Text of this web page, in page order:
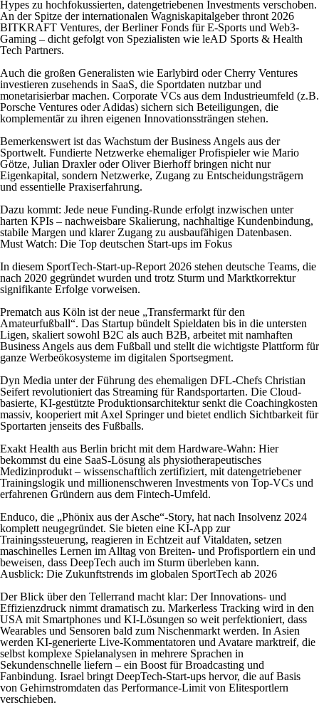
Hypes zu hochfokussierten, datengetriebenen Investments verschoben.
An der Spitze der internationalen Wagniskapitalgeber thront 2026
BITKRAFT Ventures, der Berliner Fonds für E-Sports und Web3-
Gaming – dicht gefolgt von Spezialisten wie leAD Sports & Health
Tech Partners.
Auch die großen Generalisten wie Earlybird oder Cherry Ventures
investieren zusehends in SaaS, die Sportdaten nutzbar und
monetarisierbar machen. Corporate VCs aus dem Industrieumfeld (z.B.
Porsche Ventures oder Adidas) sichern sich Beteiligungen, die
komplementär zu ihren eigenen Innovationssträngen stehen.
Bemerkenswert ist das Wachstum der Business Angels aus der
Sportwelt. Fundierte Netzwerke ehemaliger Profispieler wie Mario
Götze, Julian Draxler oder Oliver Bierhoff bringen nicht nur
Eigenkapital, sondern Netzwerke, Zugang zu Entscheidungsträgern
und essentielle Praxiserfahrung.
Dazu kommt: Jede neue Funding-Runde erfolgt inzwischen unter
harten KPIs – nachweisbare Skalierung, nachhaltige Kundenbindung,
stabile Margen und klarer Zugang zu ausbaufähigen Datenbasen.
Must Watch: Die Top deutschen Start-ups im Fokus
In diesem SportTech-Start-up-Report 2026 stehen deutsche Teams, die
nach 2020 gegründet wurden und trotz Sturm und Marktkorrektur
signifikante Erfolge vorweisen.
Prematch aus Köln ist der neue „Transfermarkt für den
Amateurfußball“. Das Startup bündelt Spieldaten bis in die untersten
Ligen, skaliert sowohl B2C als auch B2B, arbeitet mit namhaften
Business Angels aus dem Fußball und stellt die wichtigste Plattform für
ganze Werbeökosysteme im digitalen Sportsegment.
Dyn Media unter der Führung des ehemaligen DFL-Chefs Christian
Seifert revolutioniert das Streaming für Randsportarten. Die Cloud-
basierte, KI-gestützte Produktionsarchitektur senkt die Coachingkosten
massiv, kooperiert mit Axel Springer und bietet endlich Sichtbarkeit für
Sportarten jenseits des Fußballs.
Exakt Health aus Berlin bricht mit dem Hardware-Wahn: Hier
bekommst du eine SaaS-Lösung als physiotherapeutisches
Medizinprodukt – wissenschaftlich zertifiziert, mit datengetriebener
Trainingslogik und millionenschweren Investments von Top-VCs und
erfahrenen Gründern aus dem Fintech-Umfeld.
Enduco, die „Phönix aus der Asche“-Story, hat nach Insolvenz 2024
komplett neugegründet. Sie bieten eine KI-App zur
Trainingssteuerung, reagieren in Echtzeit auf Vitaldaten, setzen
maschinelles Lernen im Alltag von Breiten- und Profisportlern ein und
beweisen, dass DeepTech auch im Sturm überleben kann.
Ausblick: Die Zukunftstrends im globalen SportTech ab 2026
Der Blick über den Tellerrand macht klar: Der Innovations- und
Effizienzdruck nimmt dramatisch zu. Markerless Tracking wird in den
USA mit Smartphones und KI-Lösungen so weit perfektioniert, dass
Wearables und Sensoren bald zum Nischenmarkt werden. In Asien
werden KI-generierte Live-Kommentatoren und Avatare marktreif, die
selbst komplexe Spielanalysen in mehrere Sprachen in
Sekundenschnelle liefern – ein Boost für Broadcasting und
Fanbindung. Israel bringt DeepTech-Start-ups hervor, die auf Basis
von Gehirnstromdaten das Performance-Limit von Elitesportlern
verschieben.